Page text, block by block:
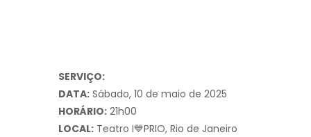
SERVIÇO:
DATA: Sábado, 10 de maio de 2025
HORÁRIO: 21h00
LOCAL: Teatro I💙PRIO, Rio de Janeiro